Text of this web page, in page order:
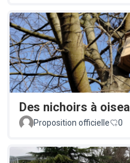
Des nichoirs à
Proposition officielle
0